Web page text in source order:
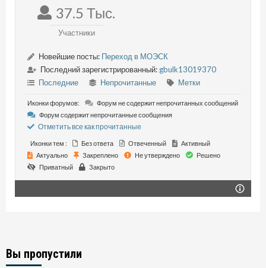
37.5 Тыс.
Участники
Новейшие посты: Переход в МОЭСК
Последний зарегистрированный: gbulk13019370
Последние
Непрочитанные Метки
Иконки форумов:
Форум не содержит непрочитанных сообщений
Форум содержит непрочитанные сообщения
Отметить все как прочитанные
Иконки тем : Без ответа Отвеченный
Активный
Актуально
Закреплено Не утверждено
Решено
Приватный
Закрыто
Вы пропустили